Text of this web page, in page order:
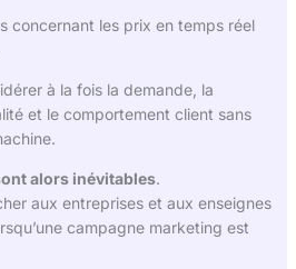
concernant les prix en temps réel
à la fois la demande, la
et le comportement client sans
alors inévitables.
aux entreprises et aux enseignes
campagne marketing est